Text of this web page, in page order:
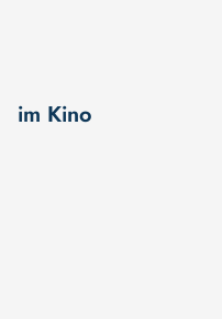
im Kino